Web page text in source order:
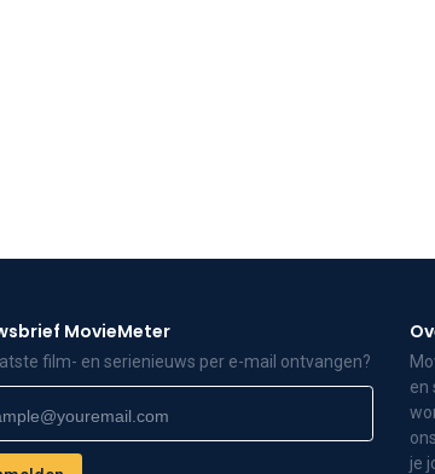
MovieMeter
film- en serienieuws per e-mail ontvangen?
en
je